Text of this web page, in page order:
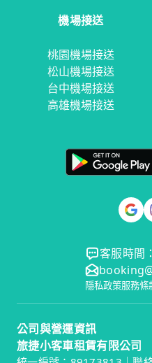
機場接送
桃園機場接送
松山機場接送
台中機場接送
高雄機場接送
客服時間
隱私政策服務條
公司與營運資訊
旅捷小客車租賃有限公司